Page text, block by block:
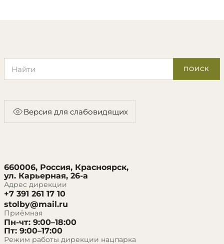
ПОИСК
Версия для слабовидящих
660006, Россия, Красноярск,
ул. Карьерная, 26-а
Адрес дирекции
+7 391 261 17 10
stolby@mail.ru
Приёмная
Пн-чт: 9:00–18:00
Пт: 9:00–17:00
Режим работы дирекции нацпарка